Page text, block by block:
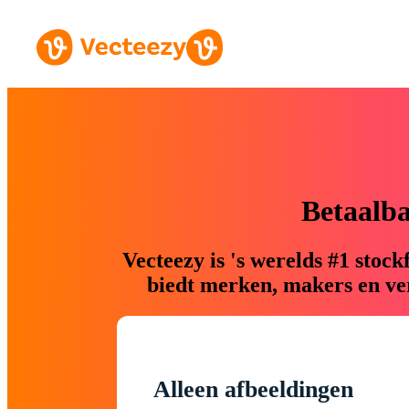
Vecteezy is 's werelds #1
biedt merken, makers en
Alleen afbeeldingen